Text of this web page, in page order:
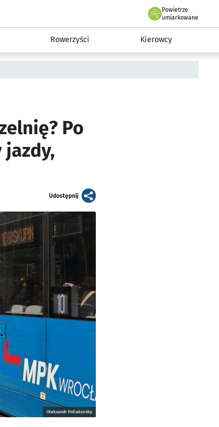
Powietrze
we Wrocławiu
umiarkowane
Rowerzyści Kierowcy
Po
jazdy,
Udostępnijartykuł
Oleksandr Poliakovsky